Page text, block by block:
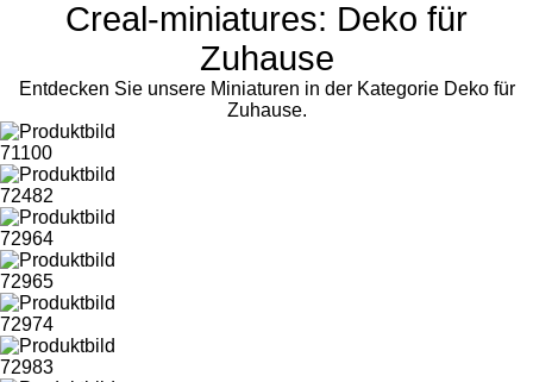
Creal-miniatures: Deko für
Zuhause
Entdecken Sie unsere Miniaturen in der Kategorie Deko für
Zuhause.
71100
72482
72964
72965
72974
72983